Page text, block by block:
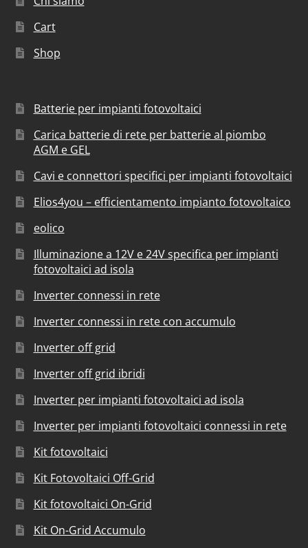
Cart
Shop
Batterie per impianti fotovoltaici
Carica batterie di rete per batterie al piombo
AGM e GEL
Cavi e connettori specifici per impianti fotovoltaici
Elios4you – efficientamento impianto fotovoltaico
eolico
Illuminazione a 12V e 24V specifica per impianti
fotovoltaici ad isola
Inverter connessi in rete
Inverter connessi in rete con accumulo
Inverter off grid
Inverter off grid ibridi
Inverter per impianti fotovoltaici ad isola
Inverter per impianti fotovoltaici connessi in rete
Kit fotovoltaici
Kit Fotovoltaici Off-Grid
Kit fotovoltaici On-Grid
Kit On-Grid Accumulo